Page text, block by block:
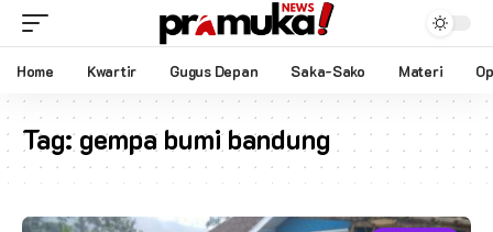
Home Kwartir Gugus Depan Saka-Sako Materi
Tag:gempa bumi bandung